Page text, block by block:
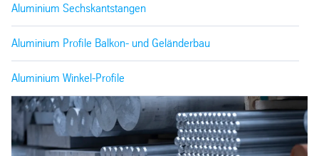
Aluminium Sechskantstangen
Aluminium Profile Balkon- und Geländerbau
Aluminium Winkel-Profile